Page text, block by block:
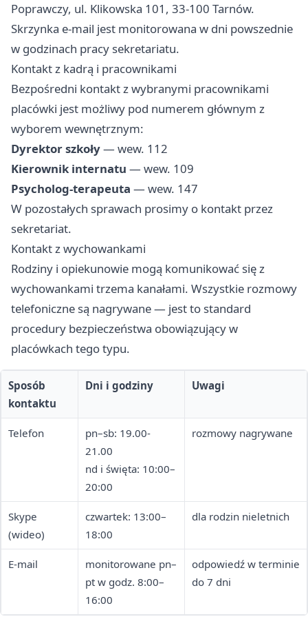
Poprawczy, ul. Klikowska 101, 33-100 Tarnów.
Skrzynka e-mail jest monitorowana w dni powszednie
w godzinach pracy sekretariatu.
Kontakt z kadrą i pracownikami
Bezpośredni kontakt z wybranymi pracownikami
placówki jest możliwy pod numerem głównym z
wyborem wewnętrznym:
Dyrektor szkoły— wew. 112
Kierownik internatu — wew. 109
Psycholog-terapeuta — wew. 147
W pozostałych sprawach prosimy o kontakt przez
sekretariat.
Kontakt z wychowankami
Rodziny i opiekunowie mogą komunikować się z
wychowankami trzema kanałami. Wszystkie rozmowy
telefoniczne są nagrywane — jest to standard
procedury bezpieczeństwa obowiązujący w
placówkach tego typu.
Sposób
kontaktu
Dni i godziny Uwagi
Telefon
pn–sb: 19.00-
21.00
nd i święta: 10:00–
20:00
rozmowy nagrywane
Skype
(wideo)
czwartek: 13:00–
18:00
dla rodzin nieletnich
E-mail
monitorowane pn–
pt w godz. 8:00–
16:00
odpowiedź w terminie
do 7 dni